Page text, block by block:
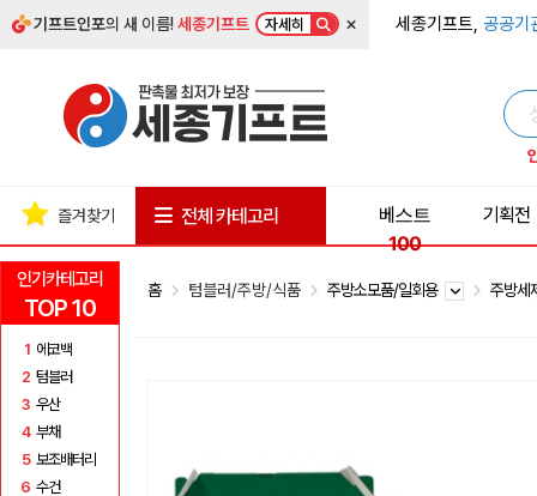
기프트인포의 새 이름!세종기프트 자세히 × 세종기프트, 공공기
인기카테고리
TOP 10
1 에코백
2 텀블러
3 우산
4 부채
5 보조배터리
6 수건
즐겨찾기 전체 카테고리
베스트
100
기획전
홈 텀블러/주방/식품 주방소모품/일회용 주방